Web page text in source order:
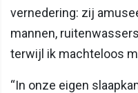
vernedering: zij
mannen,
terwijl ik machteloos
“In onze eigen